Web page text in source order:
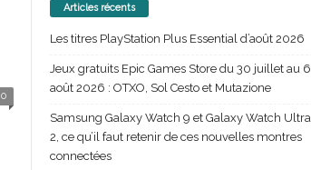
0
Articles récents
Les titres PlayStation Plus Essential d’août 2026
Jeux gratuits Epic Games Store du 30 juillet au 6
août 2026 : OTXO, Sol Cesto et Mutazione
Samsung Galaxy Watch 9 et Galaxy Watch Ultra
2, ce qu’il faut retenir de ces nouvelles montres
connectées